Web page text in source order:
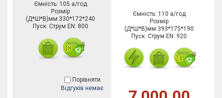
Ємність: 105 а/год
Розмір
(Д*Ш*В)мм:330*172*240
Пуск. Струм EN: 800
Порівняти
Відгуків немає
Ємність: 110 а/год
Розмір
(Д*Ш*В)мм:393*175*190
Пуск. Струм EN: 920